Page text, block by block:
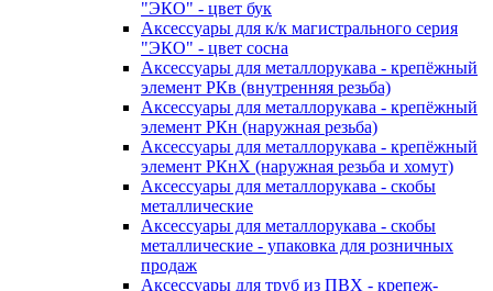
"ЭКО" - цвет бук
Аксессуары для к/к магистрального серия
"ЭКО" - цвет сосна
Аксессуары для металлорукава - крепёжный
элемент РКв (внутренняя резьба)
Аксессуары для металлорукава - крепёжный
элемент РКн (наружная резьба)
Аксессуары для металлорукава - крепёжный
элемент РКнХ (наружная резьба и хомут)
Аксессуары для металлорукава - скобы
металлические
Аксессуары для металлорукава - скобы
металлические - упаковка для розничных
продаж
Аксессуары для труб из ПВХ - крепеж-